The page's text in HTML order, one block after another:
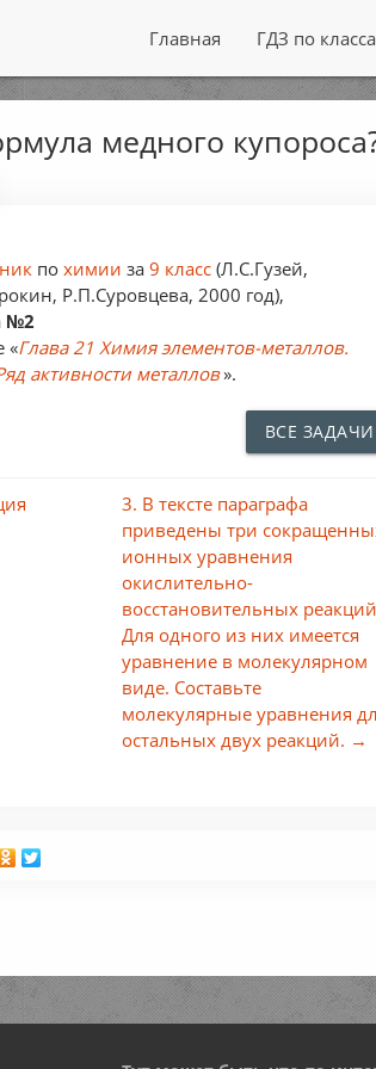
Главная ГДЗ по
медного
похимииза9 класс (Л.С.Гузей,
Р.П.Суровцева, 2000 год),
№2
«Глава 21 Химия элементов-металлов.
активности металлов».
ВСЕ ЗАДАЧИ
3. В тексте параграфа
приведены три
ионных уравнения
окислительно-
восстановительных
Для одного из них имеется
уравнение в молекулярном
виде. Составьте
молекулярные уравнения
остальных двух реакций. →